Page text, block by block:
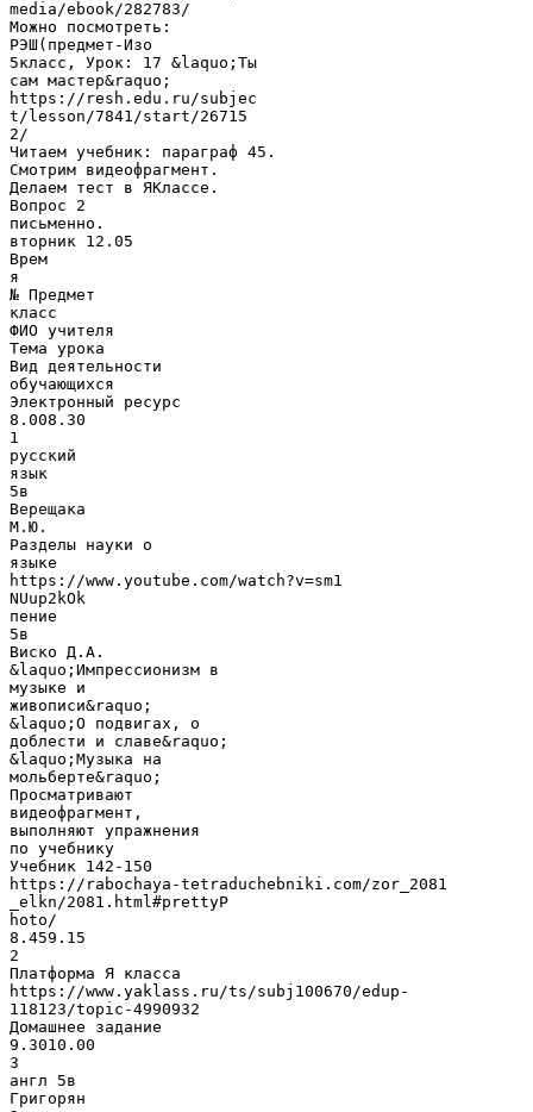
media/ebook/282783/
Можно посмотреть:
РЭШ(предмет-Изо
5класс, Урок: 17 &laquo;Ты
сам мастер&raquo;
https://resh.edu.ru/subjec
t/lesson/7841/start/26715
2/
Читаем учебник: параграф 45.
Смотрим видеофрагмент.
Делаем тест в ЯКлассе.
Вопрос 2
письменно.
вторник 12.05
Врем
я
№ Предмет
класс
ФИО учителя
Тема урока
Вид деятельности
обучающихся
Электронный ресурс
8.008.30
1
русский
язык
5в
Верещака
М.Ю.
Разделы науки о
языке
https://www.youtube.com/watch?v=sm1
NUup2kOk
пение
5в
Виско Д.А.
&laquo;Импрессионизм в
музыке и
живописи&raquo;
&laquo;О подвигах, о
доблести и славе&raquo;
&laquo;Музыка на
мольберте&raquo;
Просматривают
видеофрагмент,
выполняют упражнения
по учебнику
Учебник 142-150
https://rabochaya-tetraduchebniki.com/zor_2081
_elkn/2081.html#prettyP
hoto/
8.459.15
2
Платформа Я класса
https://www.yaklass.ru/ts/subj100670/edup-
118123/topic-4990932
Домашнее задание
9.3010.00
3
англ 5в
Григорян